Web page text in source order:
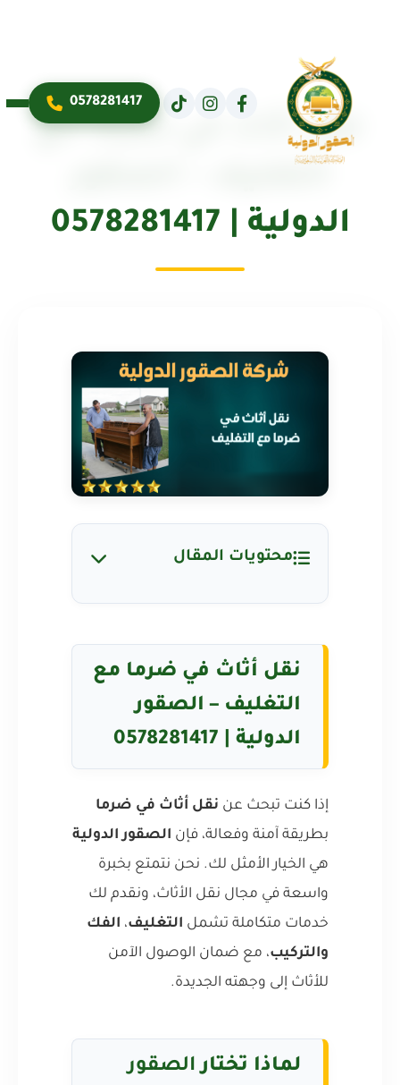
0578281417
نقل أثاث في ضرما مع
الدولية | 0578281417
محتويات المقال
نقل أثاث في ضرما مع
التغليف – الصقور
الدولية | 0578281417
إذا كنت تبحث عن نقل أثاث في ضرما
بطريقة آمنة وفعالة، فإن الصقور الدولية
هي الخيار الأمثل لك. نحن نتمتع بخبرة
واسعة في مجال نقل الأثاث، ونقدم لك
خدمات متكاملة تشمل التغليف، الفك
والتركيب، مع ضمان الوصول الآمن
للأثاث إلى وجهته الجديدة.
لماذا تختار الصقور